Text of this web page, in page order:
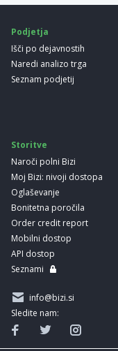
Podjetja
Išči po dejavnostih
Naredi analizo trga
Seznam podjetij
Storitve
Naroči polni Bizi
Moj Bizi: nivoji dostopa
Oglaševanje
Bonitetna poročila
Order credit report
Mobilni dostop
API dostop
Seznami
info@bizi.si
Sledite nam: